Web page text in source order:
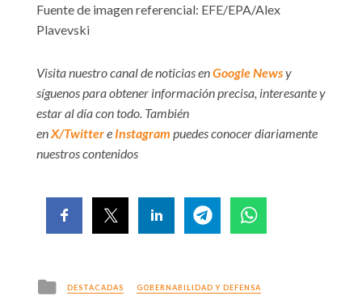
Fuente de imagen referencial: EFE/EPA/Alex
Plavevski
Visita nuestro canal de noticias enGoogle Newsy
síguenos para obtener información precisa, interesante y
estar al día con todo. También
en X/Twittere Instagram puedes conocer diariamente
nuestros contenidos
Posted
DESTACADAS GOBERNABILIDAD Y DEFENSA